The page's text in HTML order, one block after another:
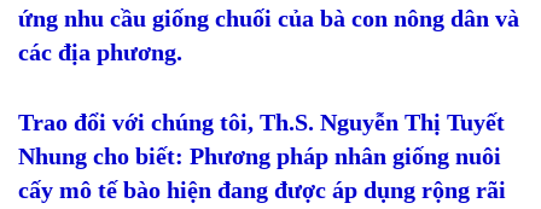
ứng nhu cầu giống chuối của bà con nông dân và
các địa phương.
Trao đổi với chúng tôi, Th.S. Nguyễn Thị Tuyết
Nhung cho biết: Phương pháp nhân giống nuôi
cấy mô tế bào hiện đang được áp dụng rộng rãi